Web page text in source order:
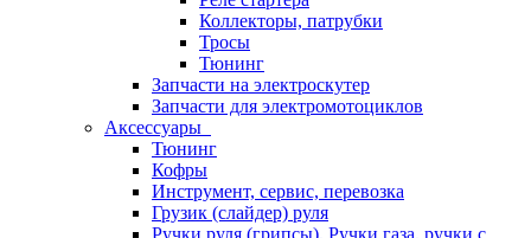
Коллекторы, патрубки
Тросы
Тюнинг
Запчасти на электроскутер
Запчасти для электромотоциклов
Аксессуары
Тюнинг
Кофры
Инструмент, сервис, перевозка
Грузик (слайдер) руля
Ручки руля (грипсы), Ручки газа, ручки с